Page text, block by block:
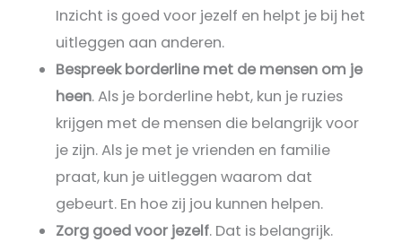
Inzicht is goed voor jezelf en helpt je bij het
uitleggen aan anderen.
Bespreek borderline met de mensen om je
heen. Als je borderline hebt, kun je ruzies
krijgen met de mensen die belangrijk voor
je zijn. Als je met je vrienden en familie
praat, kun je uitleggen waarom dat
gebeurt. En hoe zij jou kunnen helpen.
Zorg goed voor jezelf. Dat is belangrijk.